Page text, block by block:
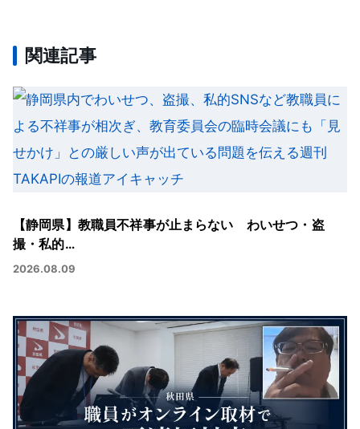
関連記事
【静岡県】教職員不祥事が止まらない わいせつ・盗
撮・私的…
2026.08.09